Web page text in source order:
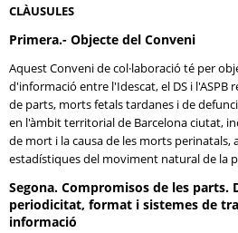
CLÀUSULES
Primera.- Objecte del Conveni
Aquest Conveni de col·laboració té per
d'informació entre l'Idescat, el DS i l'ASPB
de parts, morts fetals tardanes i de
en l'àmbit territorial de Barcelona ciutat,
de mort i la causa de les morts perinatals,
estadístiques del moviment natural de la
Segona. Compromisos de les parts.
periodicitat, format i sistemes de
informació